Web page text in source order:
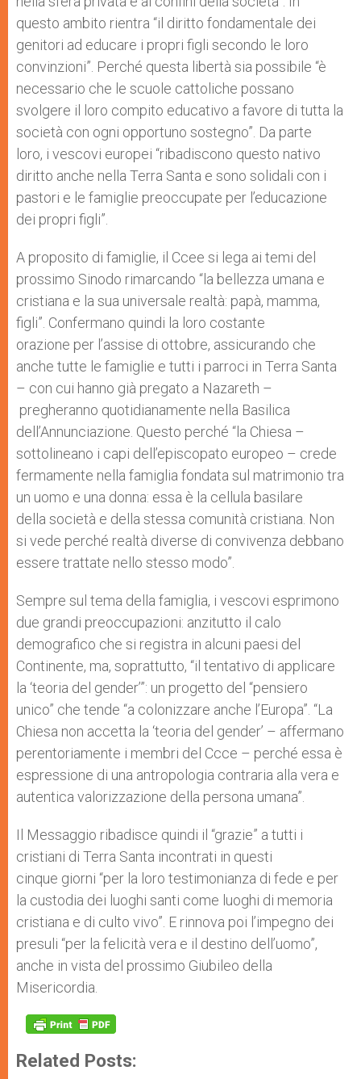
questo ambito rientra “il diritto fondamentale dei
genitori ad educare i propri figli secondo le loro
convinzioni”. Perché questa libertà sia possibile “è
necessario che le scuole cattoliche possano
svolgere il loro compito educativo a favore di tutta la
società con ogni opportuno sostegno”. Da parte
loro, i vescovi europei “ribadiscono questo nativo
diritto anche nella Terra Santa e sono solidali con i
pastori e le famiglie preoccupate per l’educazione
dei propri figli”.
A proposito di famiglie, il Ccee si lega ai temi del
prossimo Sinodo rimarcando “la bellezza umana e
cristiana e la sua universale realtà: papà, mamma,
figli”. Confermano quindi la loro costante
orazione per l’assise di ottobre, assicurando che
anche tutte le famiglie e tutti i parroci in Terra Santa
– con cui hanno già pregato a Nazareth –
pregheranno quotidianamente nella Basilica
dell’Annunciazione. Questo perché “la Chiesa –
sottolineano i capi dell’episcopato europeo – crede
fermamente nella famiglia fondata sul matrimonio tra
un uomo e una donna: essa è la cellula basilare
della società e della stessa comunità cristiana. Non
si vede perché realtà diverse di convivenza debbano
essere trattate nello stesso modo”.
Sempre sul tema della famiglia, i vescovi esprimono
due grandi preoccupazioni: anzitutto il calo
demografico che si registra in alcuni paesi del
Continente, ma, soprattutto, “il tentativo di applicare
la ‘teoria del gender’”: un progetto del “pensiero
unico” che tende “a colonizzare anche l’Europa”. “La
Chiesa non accetta la ‘teoria del gender’ – affermano
perentoriamente i membri del Ccce – perché essa è
espressione di una antropologia contraria alla vera e
autentica valorizzazione della persona umana”.
Il Messaggio ribadisce quindi il “grazie” a tutti i
cristiani di Terra Santa incontrati in questi
cinque giorni “per la loro testimonianza di fede e per
la custodia dei luoghi santi come luoghi di memoria
cristiana e di culto vivo”. E rinnova poi l’impegno dei
presuli “per la felicità vera e il destino dell’uomo”,
anche in vista del prossimo Giubileo della
Misericordia.
Related Posts: